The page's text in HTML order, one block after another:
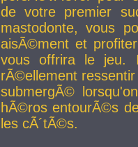
de votre premier
mastodonte, vous
aisÃ©ment et
vous offrira le jeu.
rÃ©ellement
submergÃ©
hÃ©ros entourÃ©s
les cÃ´tÃ©s.